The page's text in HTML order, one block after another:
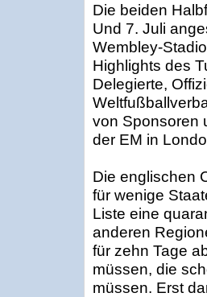
Die beiden
Und 7. Juli
Wembley-
Highlights des
Delegierte,
von Sponsoren
der EM in
Die englischen
für wenige
Liste eine
anderen
für zehn Tage
müssen, die
müssen. Erst